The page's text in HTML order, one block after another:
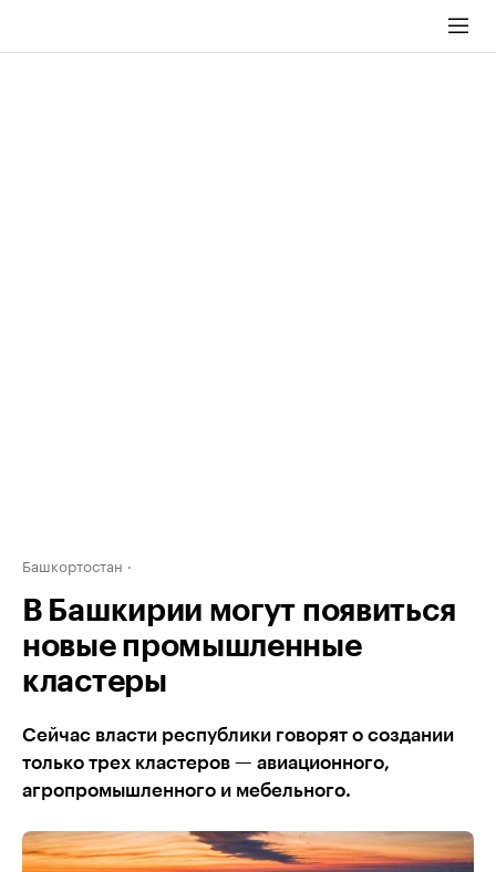
Башкортостан
В Башкирии могут появиться
новые промышленные
кластеры
Сейчас власти республики говорят о создании
только трех кластеров — авиационного,
агропромышленного и мебельного.